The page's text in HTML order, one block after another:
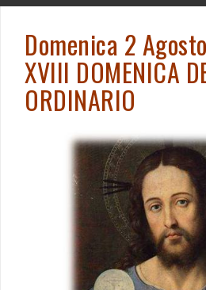
Domenica 2
XVIII DOMENICA
ORDINARIO